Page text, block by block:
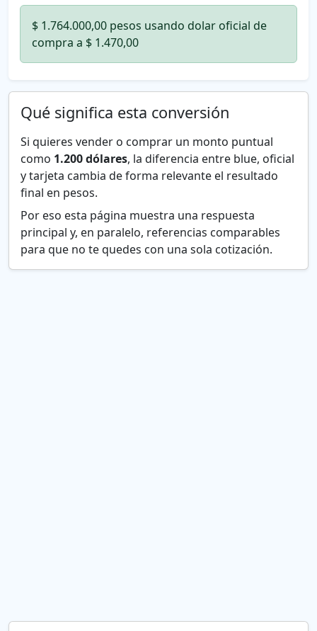
$ 1.764.000,00 pesos usando dolar oficial de
compra a $ 1.470,00
Qué significa esta conversión
Si quieres vender o comprar un monto puntual
como 1.200 dólares, la diferencia entre blue, oficial
y tarjeta cambia de forma relevante el resultado
final en pesos.
Por eso esta página muestra una respuesta
principal y, en paralelo, referencias comparables
para que no te quedes con una sola cotización.